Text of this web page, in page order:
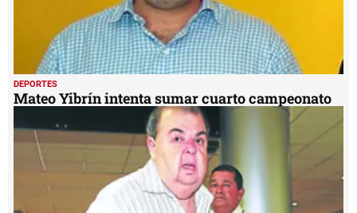
DEPORTES
Mateo Yibrín intenta sumar cuarto campeonato